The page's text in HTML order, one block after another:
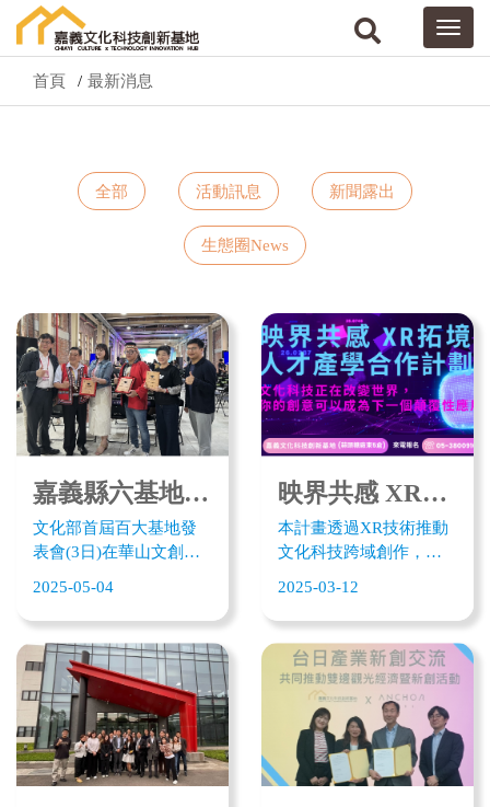
首頁 最新消息
全部 活動訊息 新聞露出
生態圈News
嘉義縣六基地獲文化部首屆百大基地受證
文化部首屆百大基地發
表會(3日)在華山文創園
局局長徐佩鈴帶領下北
上受證。徐佩鈴表示，
未來將串聯各文化基地
及周邊文化場域，以文
化扺嘉為主題，規劃多
條旅遊路徑，落實南國
創域文化精神，同時結
2025-05-04
映界共感 XR拓境人才產學合作計畫
本計畫透過XR技術推動
文化科技跨域創作，培
開設「XR產業應用課
程」及「XR科技實際體
驗」，從AI未來內容製
作到文化科技，從數位
行銷到運動科技，從實
際體驗中理解在XR文化
藝術或各領域的應用，
2025-03-12